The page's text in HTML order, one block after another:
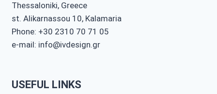
Thessaloniki, Greece
st. Alikarnassou 10, Kalamaria
Phone: +30 2310 70 71 05
e-mail: info@ivdesign.gr
USEFUL LINKS